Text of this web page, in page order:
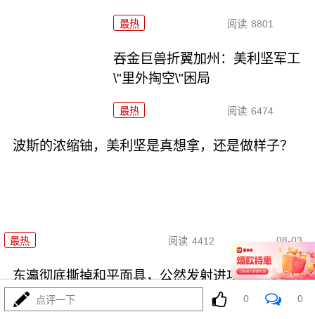
最热 阅读 8801
吞金巨兽折翼加州：美利坚军工
\"里外掏空\"困局
最热 阅读 6474
波斯的浓缩铀，美利坚是真想拿，还是做样子？
最热 阅读 4412 08-03
东瀛彻底撕掉和平面具，公然发射进攻性武器！
点评一下 0 0